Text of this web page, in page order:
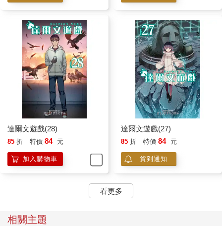
達爾文遊戲(28)
85 折 特價 84 元
加入購物車
達爾文遊戲(27)
85 折 特價 84 元
貨到通知
看更多
相關主題